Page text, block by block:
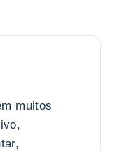
muitos